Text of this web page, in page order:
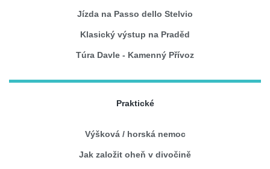
Jízda na Passo dello Stelvio
Klasický výstup na Praděd
Túra Davle - Kamenný Přívoz
Praktické
Výšková / horská nemoc
Jak založit oheň v divočině